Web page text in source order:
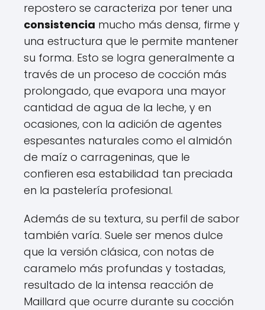
repostero se caracteriza por tener una
consistencia mucho más densa, firme y
una estructura que le permite mantener
su forma. Esto se logra generalmente a
través de un proceso de cocción más
prolongado, que evapora una mayor
cantidad de agua de la leche, y en
ocasiones, con la adición de agentes
espesantes naturales como el almidón
de maíz o carrageninas, que le
confieren esa estabilidad tan preciada
en la pastelería profesional.
Además de su textura, su perfil de sabor
también varía. Suele ser menos dulce
que la versión clásica, con notas de
caramelo más profundas y tostadas,
resultado de la intensa reacción de
Maillard que ocurre durante su cocción